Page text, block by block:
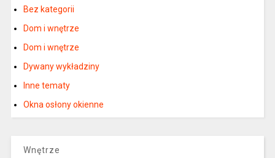
Bez kategorii
Dom i wnętrze
Dom i wnętrze
Dywany wykładziny
Inne tematy
Okna osłony okienne
Wnętrze